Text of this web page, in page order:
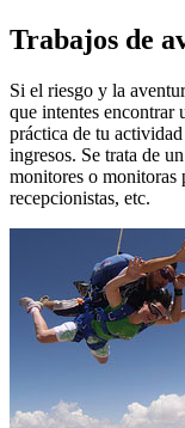
Trabajos de
Si el riesgo y la
que intentes encontrar
práctica de tu
ingresos. Se trata de
monitores o monitoras
recepcionistas, etc.